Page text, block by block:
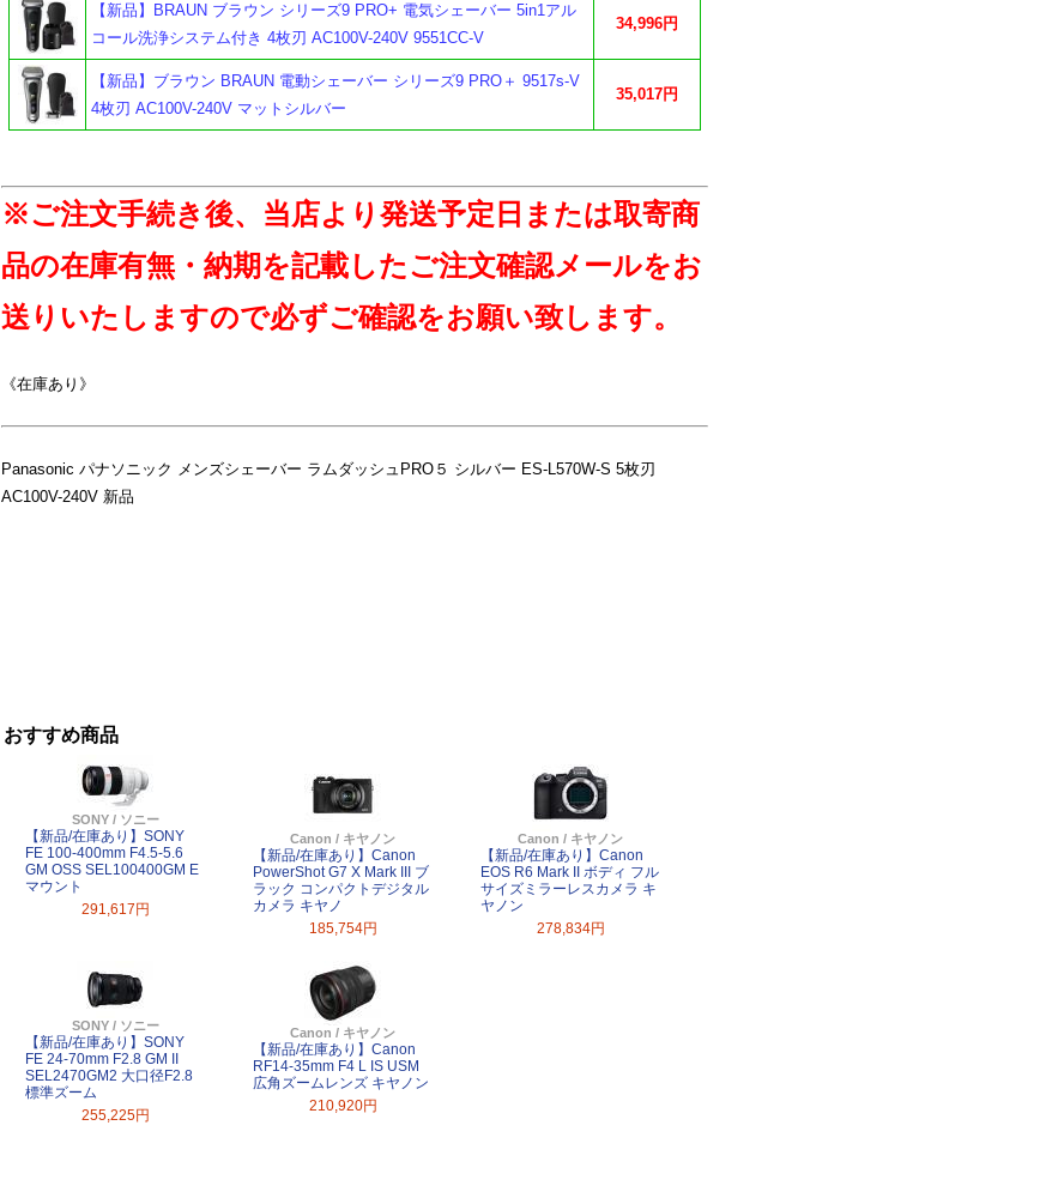
【新品】BRAUN ブラウン シリーズ9 PRO+ 電気シェーバー 5in1アル
コール洗浄システム付き 4枚刃 AC100V-240V 9551CC-V
34,996円
【新品】ブラウン BRAUN 電動シェーバー シリーズ9 PRO＋ 9517s-V
4枚刃 AC100V-240V マットシルバー
35,017円
※ご注文手続き後、当店より発送予定日または取寄商
品の在庫有無・納期を記載したご注文確認メールをお
送りいたしますので必ずご確認をお願い致します。
《在庫あり》
Panasonic パナソニック メンズシェーバー ラムダッシュPRO５ シルバー ES-L570W-S 5枚刃
AC100V-240V 新品
おすすめ商品
SONY / ソニー
【新品/在庫あり】SONY
FE 100-400mm F4.5-5.6
GM OSS SEL100400GM E
マウント
291,617円
Canon / キヤノン
【新品/在庫あり】Canon
PowerShot G7 X Mark III ブ
ラック コンパクトデジタル
カメラ キヤノ
185,754円
Canon / キヤノン
【新品/在庫あり】Canon
EOS R6 Mark II ボディ フル
サイズミラーレスカメラ キ
ヤノン
278,834円
SONY / ソニー
【新品/在庫あり】SONY
FE 24-70mm F2.8 GM II
SEL2470GM2 大口径F2.8
標準ズーム
255,225円
Canon / キヤノン
【新品/在庫あり】Canon
RF14-35mm F4 L IS USM
広角ズームレンズ キヤノン
210,920円